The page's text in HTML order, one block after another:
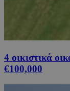
4 οικιστικά
€100,000